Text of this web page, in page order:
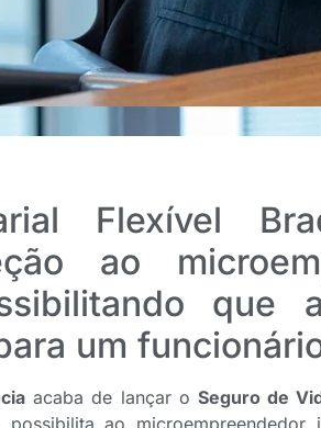
Flexível
ao
que
um
acaba de lançar o Seguro de